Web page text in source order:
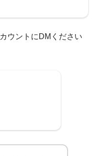
ウントにDMください